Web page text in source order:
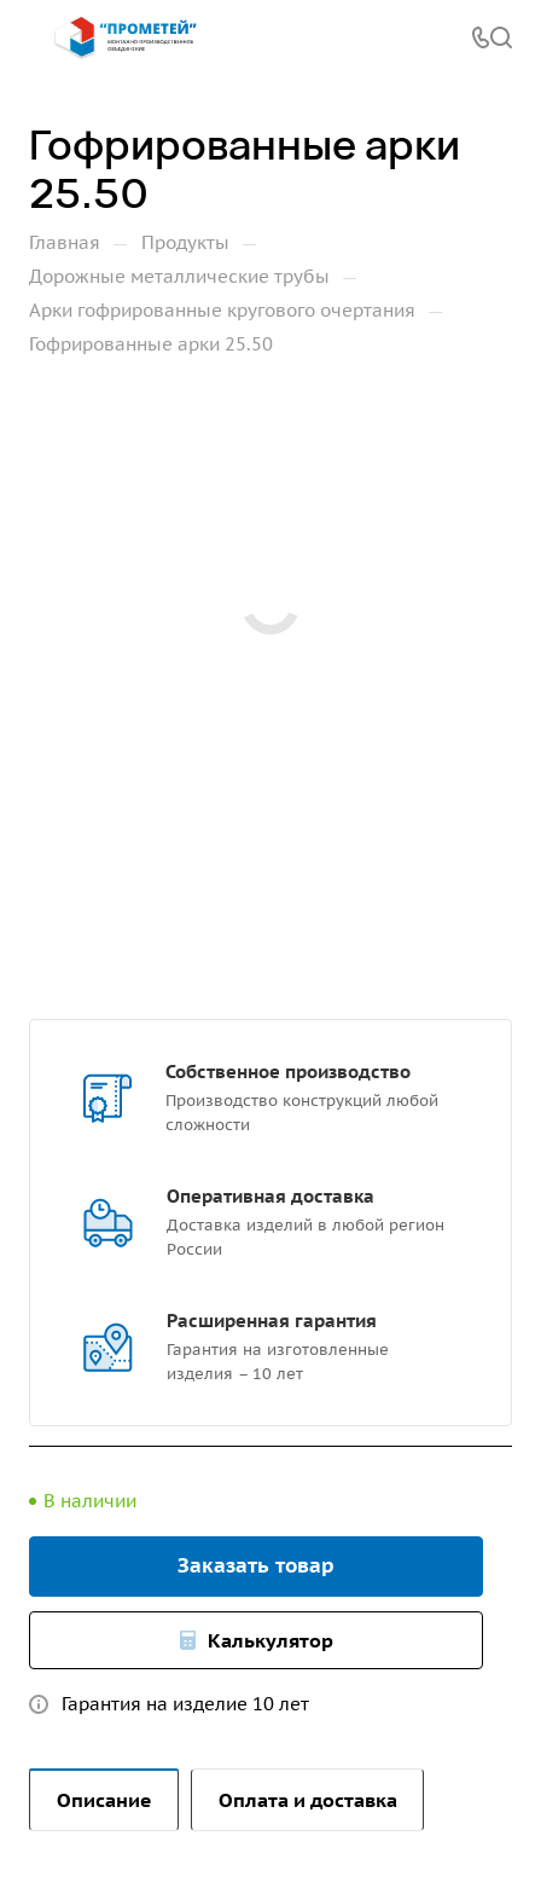
Гофрированные арки
25.50
Главная — Продукты —
Дорожные металлические трубы —
Арки гофрированные кругового очертания —
Гофрированные арки 25.50
Собственное производство
Производство конструкций любой
сложности
Оперативная доставка
Доставка изделий в любой регион
России
Расширенная гарантия
Гарантия на изготовленные
изделия – 10 лет
В наличии
Заказать товар
Калькулятор
Гарантия на изделие 10 лет
Описание Оплата и доставка